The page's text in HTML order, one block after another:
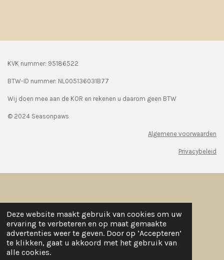
Deze website maakt gebruik van cookies om uw
ervaring te verbeteren en op maat gemaakte
advertenties weer te geven. Door op ‘Accepteren’
te klikken, gaat u akkoord met het gebruik van
alle cookies.
KVK nummer: 95186522
BTW-ID nummer: NL005136031B77
Wij doen mee aan de KOR en rekenen u daarom geen BTW
© 2024 Seasonpaws
Algemene voorwaarden
Privacybeleid